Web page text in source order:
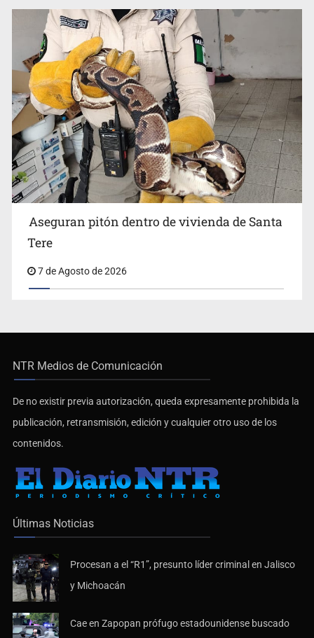
Aseguran pitón dentro de vivienda de Santa
Tere
7 de Agosto de 2026
NTR Medios de Comunicación
De no existir previa autorización, queda expresamente prohibida la
publicación, retransmisión, edición y cualquier otro uso de los
contenidos.
Últimas Noticias
Procesan a el “R1”, presunto líder criminal en Jalisco
y Michoacán
Cae en Zapopan prófugo estadounidense buscado